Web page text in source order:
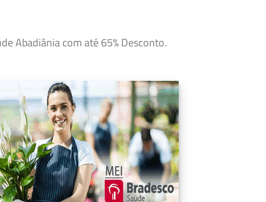
Abadiânia com até 65% Desconto.